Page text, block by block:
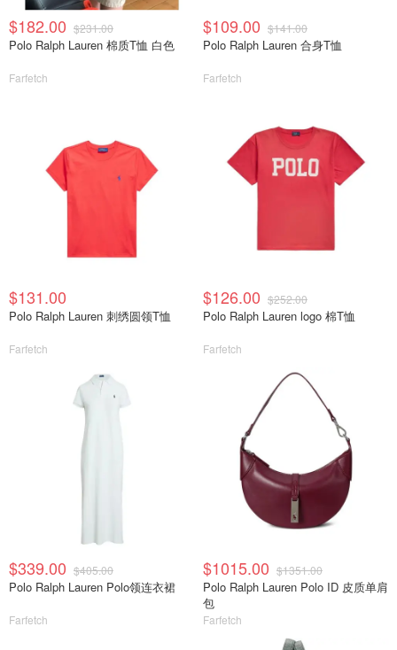
$182.00 $231.00
Polo Ralph Lauren 棉质T恤 白色
Farfetch
$109.00 $141.00
Polo Ralph Lauren 合身T恤
Farfetch
$131.00
Polo Ralph Lauren 刺绣圆领T恤
Farfetch
$126.00 $252.00
Polo Ralph Lauren logo 棉T恤
Farfetch
$339.00 $405.00
Polo Ralph Lauren Polo领连衣裙
Farfetch
$1015.00 $1351.00
Polo Ralph Lauren Polo ID 皮质单肩
包
Farfetch